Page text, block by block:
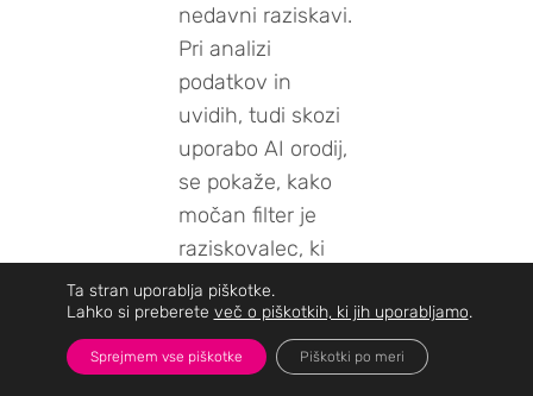
nedavni raziskavi.
Pri analizi
podatkov in
uvidih, tudi skozi
uporabo AI orodij,
se pokaže, kako
močan filter je
raziskovalec, ki
zna vprašati in
razume, v tem
obdobju pa tudi,
kje je res v ozadju
Ta stran uporablja piškotke.
Lahko si preberete več o piškotkih, ki jih uporabljamo.
Sprejmem vse piškotke Piškotki po meri